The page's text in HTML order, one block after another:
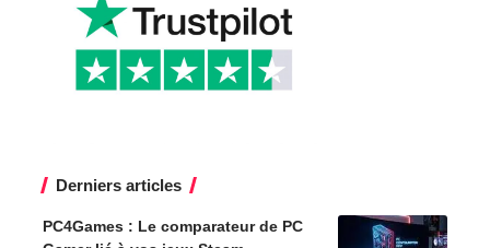
Derniers articles
PC4Games : Le comparateur de PC